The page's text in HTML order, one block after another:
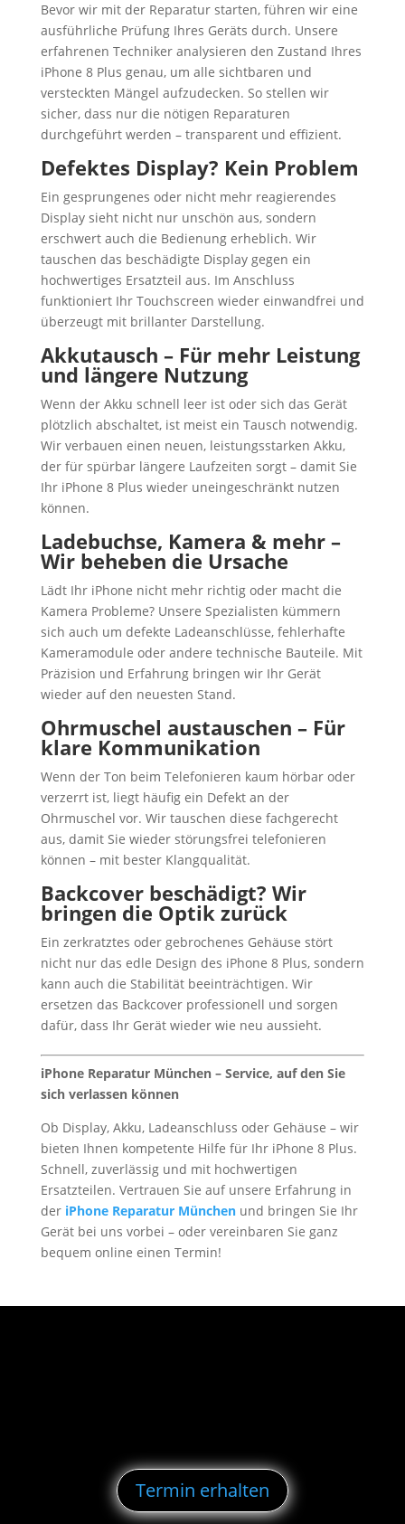
Bevor wir mit der Reparatur starten, führen wir eine
ausführliche Prüfung Ihres Geräts durch. Unsere
erfahrenen Techniker analysieren den Zustand Ihres
iPhone 8 Plus genau, um alle sichtbaren und
versteckten Mängel aufzudecken. So stellen wir
sicher, dass nur die nötigen Reparaturen
durchgeführt werden – transparent und effizient.
Defektes Display? Kein Problem
Ein gesprungenes oder nicht mehr reagierendes
Display sieht nicht nur unschön aus, sondern
erschwert auch die Bedienung erheblich. Wir
tauschen das beschädigte Display gegen ein
hochwertiges Ersatzteil aus. Im Anschluss
funktioniert Ihr Touchscreen wieder einwandfrei und
überzeugt mit brillanter Darstellung.
Akkutausch – Für mehr Leistung
und längere Nutzung
Wenn der Akku schnell leer ist oder sich das Gerät
plötzlich abschaltet, ist meist ein Tausch notwendig.
Wir verbauen einen neuen, leistungsstarken Akku,
der für spürbar längere Laufzeiten sorgt – damit Sie
Ihr iPhone 8 Plus wieder uneingeschränkt nutzen
können.
Ladebuchse, Kamera & mehr –
Wir beheben die Ursache
Lädt Ihr iPhone nicht mehr richtig oder macht die
Kamera Probleme? Unsere Spezialisten kümmern
sich auch um defekte Ladeanschlüsse, fehlerhafte
Kameramodule oder andere technische Bauteile. Mit
Präzision und Erfahrung bringen wir Ihr Gerät
wieder auf den neuesten Stand.
Ohrmuschel austauschen – Für
klare Kommunikation
Wenn der Ton beim Telefonieren kaum hörbar oder
verzerrt ist, liegt häufig ein Defekt an der
Ohrmuschel vor. Wir tauschen diese fachgerecht
aus, damit Sie wieder störungsfrei telefonieren
können – mit bester Klangqualität.
Backcover beschädigt? Wir
bringen die Optik zurück
Ein zerkratztes oder gebrochenes Gehäuse stört
nicht nur das edle Design des iPhone 8 Plus, sondern
kann auch die Stabilität beeinträchtigen. Wir
ersetzen das Backcover professionell und sorgen
dafür, dass Ihr Gerät wieder wie neu aussieht.
iPhone Reparatur München – Service, auf den Sie
sich verlassen können
Ob Display, Akku, Ladeanschluss oder Gehäuse – wir
bieten Ihnen kompetente Hilfe für Ihr iPhone 8 Plus.
Schnell, zuverlässig und mit hochwertigen
Ersatzteilen. Vertrauen Sie auf unsere Erfahrung in
der iPhone Reparatur München und bringen Sie Ihr
Gerät bei uns vorbei – oder vereinbaren Sie ganz
bequem online einen Termin!
Termin erhalten